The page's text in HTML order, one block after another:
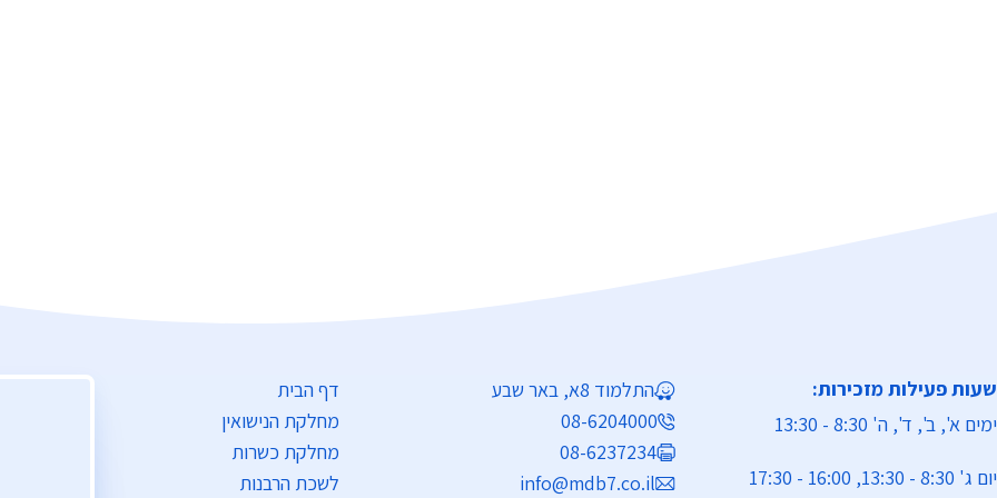
דף הבית
מחלקת הנישואין
מחלקת כשרות
לשכת הרבנות
התלמוד 8א, באר שבע
08-6204000
08-6237234
info@mdb7.co.il
שעות פעילות מזכירות:
ימים א', ב', ד', ה' 8:30 - 13:30
יום ג' 8:30 - 13:30, 16:00 - 17:30